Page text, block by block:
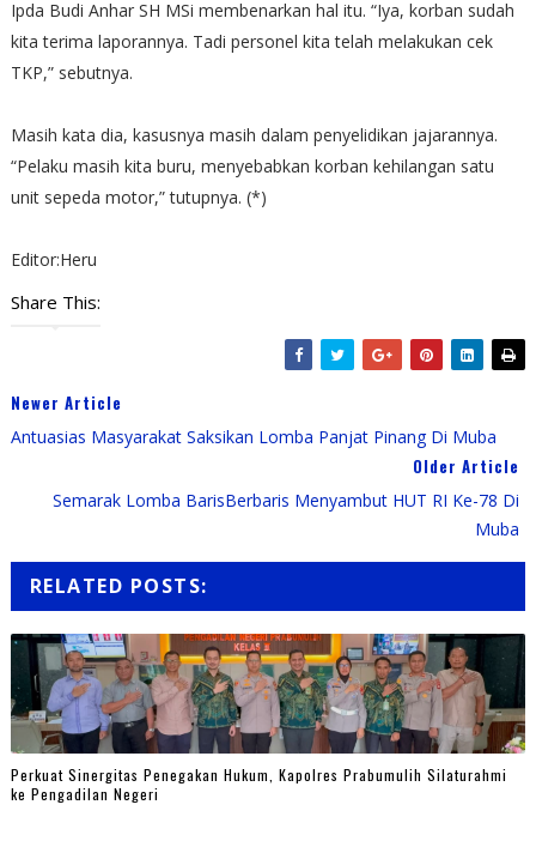
Ipda Budi Anhar SH MSi membenarkan hal itu. “Iya, korban sudah
kita terima laporannya. Tadi personel kita telah melakukan cek
TKP,” sebutnya.
Masih kata dia, kasusnya masih dalam penyelidikan jajarannya.
“Pelaku masih kita buru, menyebabkan korban kehilangan satu
unit sepeda motor,” tutupnya. (*)
Editor:Heru
Share This:
Newer Article
Antuasias Masyarakat Saksikan Lomba Panjat Pinang Di Muba
Older Article
Semarak Lomba BarisBerbaris Menyambut HUT RI Ke-78 Di
Muba
RELATED POSTS:
Perkuat Sinergitas Penegakan Hukum, Kapolres Prabumulih Silaturahmi
ke Pengadilan Negeri